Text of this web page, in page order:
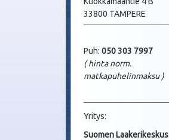
33800 TAMPERE
Puh: 050 303 7997
( hinta norm.
matkapuhelinmaksu )
Yritys:
Suomen Laakerikeskus